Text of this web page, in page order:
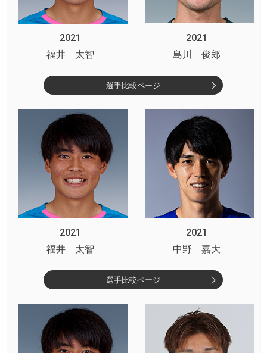
2021
2021
福井 太智
島川 俊郎
選手比較ページ
2021
2021
福井 太智
中野 嘉大
選手比較ページ